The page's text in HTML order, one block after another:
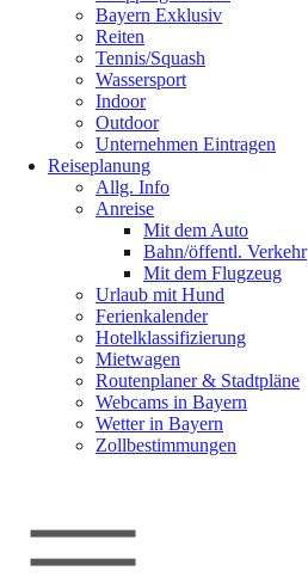
Bayern Exklusiv
Reiten
Tennis/Squash
Wassersport
Indoor
Outdoor
Unternehmen Eintragen
Reiseplanung
Allg. Info
Anreise
Mit dem Auto
Bahn/öffentl. Verkehr
Mit dem Flugzeug
Urlaub mit Hund
Ferienkalender
Hotelklassifizierung
Mietwagen
Routenplaner & Stadtpläne
Webcams in Bayern
Wetter in Bayern
Zollbestimmungen